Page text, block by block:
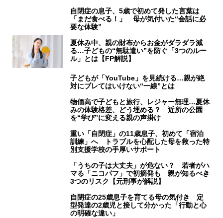
自閉症の息子、5歳で初めて発した言葉は
「まだ食べる！」 母が気付いた“会話に必
要な体験”
夏休み中、親の財布からお金がダラダラ減
る…子どもの“無駄遣い”を防ぐ「3つのルー
ル」とは【FP解説】
子どもが「YouTube」を見続ける…親が絶
対にブレてはいけない“一線”とは
物価高で子どもと旅行、レジャー無理…夏休
みの体験格差、どう埋める？ 近所の公園
を“学び”に変える親の声掛け
重い「自閉症」の11歳息子、初めて「宿泊
訓練」へ トラブルを心配した母を救った特
別支援学校の手厚いサポート
「うちの子は大丈夫」が危ない？ 若者がハ
マる「ニコパフ」で初摘発も 親が知るべき
3つのリスク【元刑事が解説】
自閉症の25歳息子を育てる母の気付き 定
型発達の2歳児と接して分かった「行動と心
の明確な違い」